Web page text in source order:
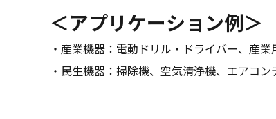
＜アプリケーション例＞
・産業機器：電動ドリル・ドライバー、産
・民生機器：掃除機、空気清浄機、エアコ